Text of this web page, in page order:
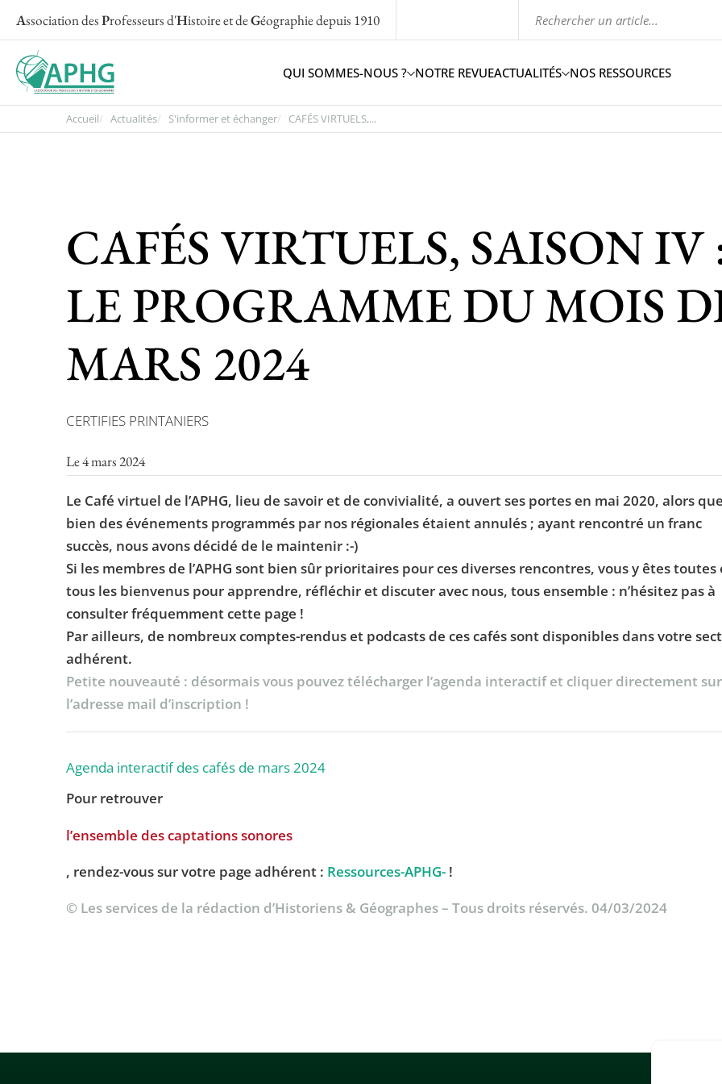
Association desProfesseurs d'Histoire et deGéographiedepuis 1910
QUI SOMMES-NOUS ? NOTRE REVUEACTUALITÉS NOS RESSOURCES
Accueil Actualités S'informer et échanger CAFÉS VIRTUELS,...
CAFÉS VIRTUELS, SAISON IV
LE PROGRAMME DU MOIS
MARS 2024
CERTIFIES PRINTANIERS
Le 4 mars 2024
Le Café virtuel de l’APHG, lieu de savoir et de convivialité, a ouvert ses portes en mai 2020, alors que
bien des événements programmés par nos régionales étaient annulés ; ayant rencontré un franc
succès, nous avons décidé de le maintenir :-)
Si les membres de l’APHG sont bien sûr prioritaires pour ces diverses rencontres, vous y êtes toutes
tous les bienvenus pour apprendre, réfléchir et discuter avec nous, tous ensemble : n’hésitez pas à
consulter fréquemment cette page !
Par ailleurs, de nombreux comptes-rendus et podcasts de ces cafés sont disponibles dans votre
adhérent.
Petite nouveauté : désormais vous pouvez télécharger l’agenda interactif et cliquer directement sur
l’adresse mail d’inscription !
Agenda interactif des cafés de mars 2024
Pour retrouver
l’ensemble des captations sonores
, rendez-vous sur votre page adhérent : Ressources-APHG- !
© Les services de la rédaction d’Historiens & Géographes – Tous droits réservés. 04/03/2024